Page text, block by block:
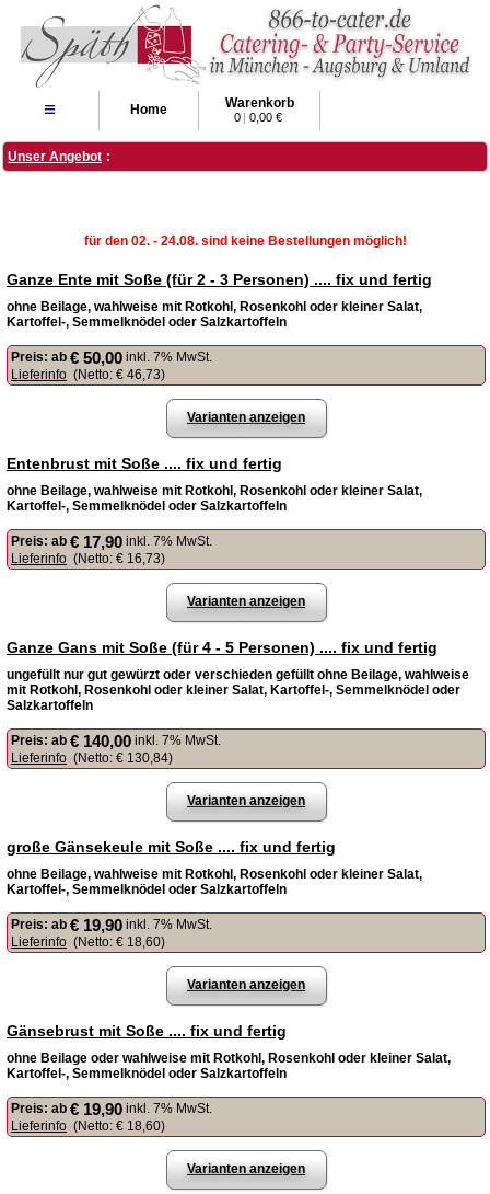
≡ Home Warenkorb
0 | 0,00 €
Unser Angebot :
für den 02. - 24.08. sind keine Bestellungen möglich!
Ganze Ente mit Soße (für 2 - 3 Personen) .... fix und fertig
ohne Beilage, wahlweise mit Rotkohl, Rosenkohl oder kleiner Salat,
Kartoffel-, Semmelknödel oder Salzkartoffeln
Preis: ab € 50,00 inkl. 7% MwSt.
Lieferinfo (Netto: € 46,73)
Varianten anzeigen
Entenbrust mit Soße .... fix und fertig
ohne Beilage, wahlweise mit Rotkohl, Rosenkohl oder kleiner Salat,
Kartoffel-, Semmelknödel oder Salzkartoffeln
Preis: ab € 17,90 inkl. 7% MwSt.
Lieferinfo (Netto: € 16,73)
Varianten anzeigen
Ganze Gans mit Soße (für 4 - 5 Personen) .... fix und fertig
ungefüllt nur gut gewürzt oder verschieden gefüllt ohne Beilage, wahlweise
mit Rotkohl, Rosenkohl oder kleiner Salat, Kartoffel-, Semmelknödel oder
Salzkartoffeln
Preis: ab € 140,00 inkl. 7% MwSt.
Lieferinfo (Netto: € 130,84)
Varianten anzeigen
große Gänsekeule mit Soße .... fix und fertig
ohne Beilage, wahlweise mit Rotkohl, Rosenkohl oder kleiner Salat,
Kartoffel-, Semmelknödel oder Salzkartoffeln
Preis: ab € 19,90 inkl. 7% MwSt.
Lieferinfo (Netto: € 18,60)
Varianten anzeigen
Gänsebrust mit Soße .... fix und fertig
ohne Beilage oder wahlweise mit Rotkohl, Rosenkohl oder kleiner Salat,
Kartoffel-, Semmelknödel oder Salzkartoffeln
Preis: ab € 19,90 inkl. 7% MwSt.
Lieferinfo (Netto: € 18,60)
Varianten anzeigen